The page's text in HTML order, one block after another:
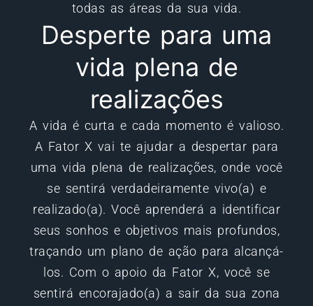
todas as áreas da sua vida.
Desperte para uma
vida plena de
realizações
A vida é curta e cada momento é valioso.
A Fator X vai te ajudar a despertar para
uma vida plena de realizações, onde você
se sentirá verdadeiramente vivo(a) e
realizado(a). Você aprenderá a identificar
seus sonhos e objetivos mais profundos,
traçando um plano de ação para alcançá-
los. Com o apoio da Fator X, você se
sentirá encorajado(a) a sair da sua zona